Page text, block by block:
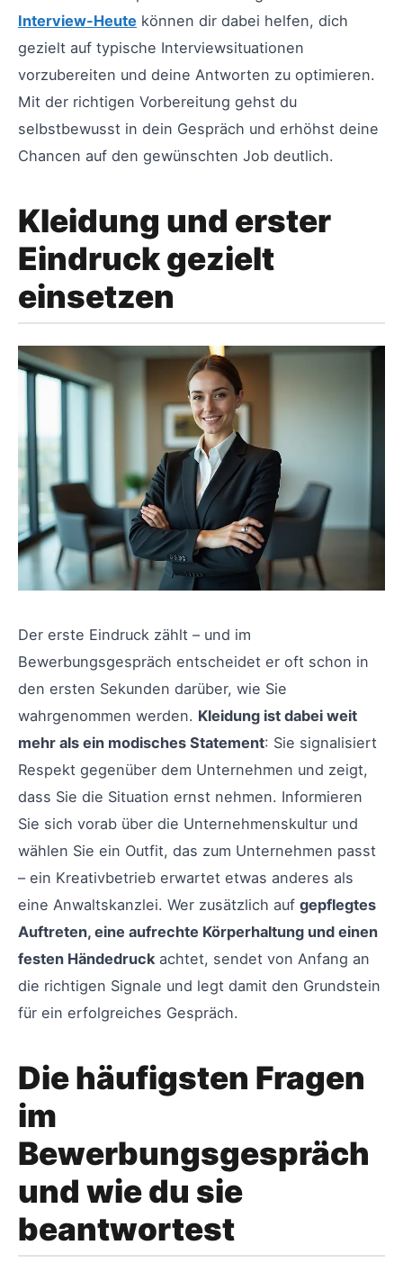
Interview-Heute können dir dabei helfen, dich
gezielt auf typische Interviewsituationen
vorzubereiten und deine Antworten zu optimieren.
Mit der richtigen Vorbereitung gehst du
selbstbewusst in dein Gespräch und erhöhst deine
Chancen auf den gewünschten Job deutlich.
Kleidung und erster
Eindruck gezielt
einsetzen
Der erste Eindruck zählt – und im
Bewerbungsgespräch entscheidet er oft schon in
den ersten Sekunden darüber, wie Sie
wahrgenommen werden. Kleidung ist dabei weit
mehr als ein modisches Statement: Sie signalisiert
Respekt gegenüber dem Unternehmen und zeigt,
dass Sie die Situation ernst nehmen. Informieren
Sie sich vorab über die Unternehmenskultur und
wählen Sie ein Outfit, das zum Unternehmen passt
– ein Kreativbetrieb erwartet etwas anderes als
eine Anwaltskanzlei. Wer zusätzlich auf gepflegtes
Auftreten, eine aufrechte Körperhaltung und einen
festen Händedruck achtet, sendet von Anfang an
die richtigen Signale und legt damit den Grundstein
für ein erfolgreiches Gespräch.
Die häufigsten Fragen
im
Bewerbungsgespräch
und wie du sie
beantwortest